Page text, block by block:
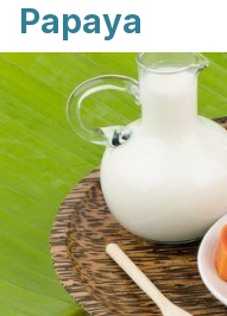
Papaya